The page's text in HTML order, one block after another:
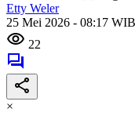
Etty Weler
25 Mei 2026 - 08:17 WIB
22
×